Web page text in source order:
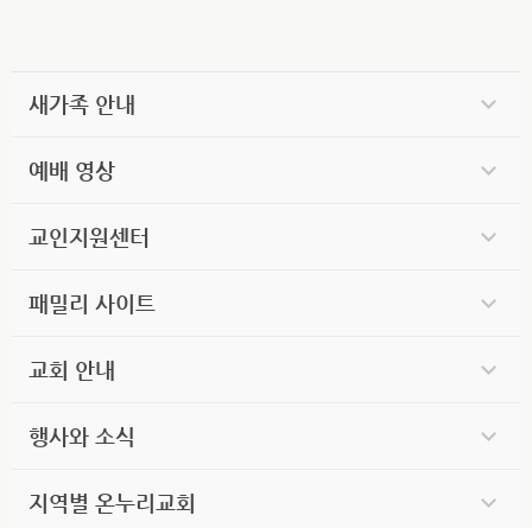
새가족 안내
예배 영상
교인지원센터
패밀리 사이트
교회 안내
행사와 소식
지역별 온누리교회